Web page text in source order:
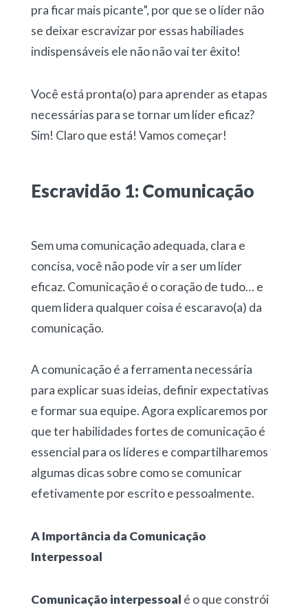
pra ficar mais picante”, por que se o líder não
se deixar escravizar por essas habiliades
indispensáveis ele não não vai ter êxito!
Você está pronta(o) para aprender as etapas
necessárias para se tornar um líder eficaz?
Sim! Claro que está! Vamos começar!
Escravidão 1: Comunicação
Sem uma comunicação adequada, clara e
concisa, você não pode vir a ser um líder
eficaz. Comunicação é o coração de tudo… e
quem lidera qualquer coisa é escaravo(a) da
comunicação.
A comunicação é a ferramenta necessária
para explicar suas ideias, definir expectativas
e formar sua equipe. Agora explicaremos por
que ter habilidades fortes de comunicação é
essencial para os líderes e compartilharemos
algumas dicas sobre como se comunicar
efetivamente por escrito e pessoalmente.
A Importância da Comunicação
Interpessoal
Comunicação interpessoal é o que constrói